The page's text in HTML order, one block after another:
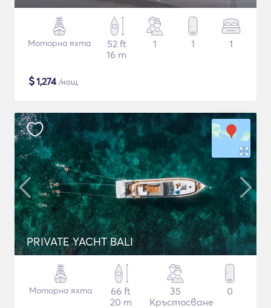
Моторна яхта
52 ft
16 m
1 1 1
$1,274/нощ
PRIVATE YACHT BALI
Моторна яхта
66 ft
20 m
35
Кръстосване
0